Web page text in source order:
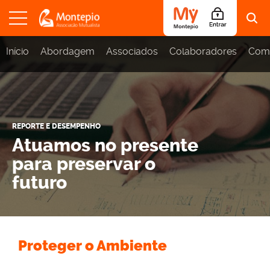
t
a
r
p
a
r
a
o
Início Abordagem Associados Colaboradores
REPORTE E DESEMPENHO
Atuamos no presente
para preservar o
futuro
Proteger o Ambiente